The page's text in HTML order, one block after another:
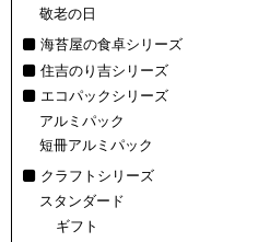
敬老の日
海苔屋の食卓シリーズ
住吉のり吉シリーズ
エコパックシリーズ
アルミパック
短冊アルミパック
クラフトシリーズ
スタンダード
ギフト